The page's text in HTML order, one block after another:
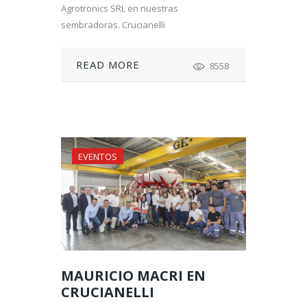
Agrotronics SRL en nuestras
sembradoras. Crucianelli
READ MORE 8558
EVENTOS
MAURICIO MACRI EN
CRUCIANELLI